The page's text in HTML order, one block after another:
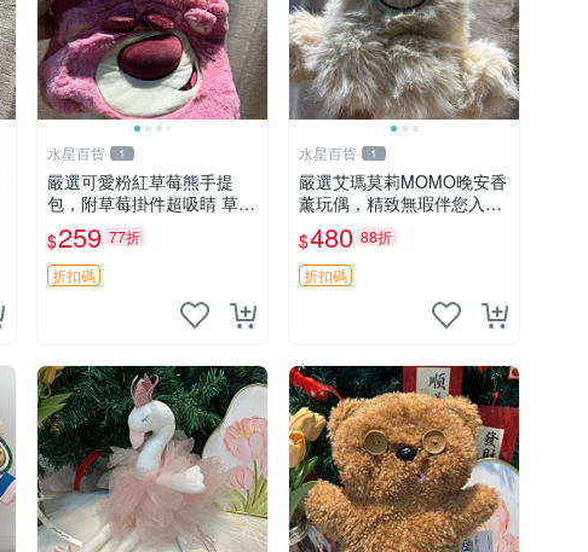
水星百貨 1
嚴選可愛粉紅草莓熊手提
包，附草莓掛件超吸睛 草莓
熊手提包 草莓掛件 可愛port
unese
$259 77折
折扣碼
水星百貨 1
嚴選艾瑪莫莉MOMO晚安香
薰玩偶，精致無瑕伴您入眠
晚安精靈 香薰玩具 玩偶收
藏
$480 88折
折扣碼